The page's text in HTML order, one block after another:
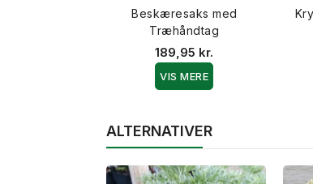
Beskæresaks med
Træhåndtag
189,95 kr.
VIS MERE
ALTERNATIVER